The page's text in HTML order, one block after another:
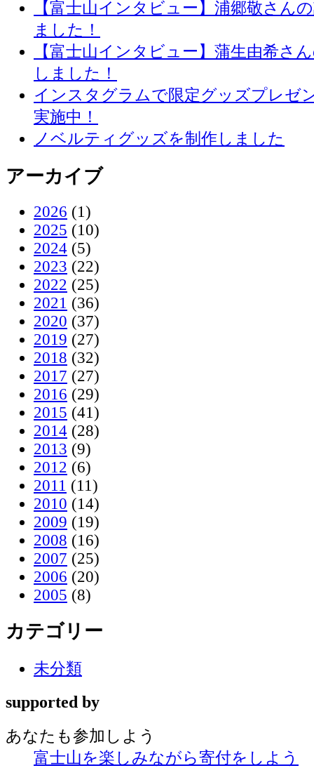
【富士山インタビュー】浦郷敬さん
ました！
【富士山インタビュー】蒲生由希さ
しました！
インスタグラムで限定グッズプレゼ
実施中！
ノベルティグッズを制作しました
アーカイブ
2026 (1)
2025 (10)
2024 (5)
2023 (22)
2022 (25)
2021 (36)
2020 (37)
2019 (27)
2018 (32)
2017 (27)
2016 (29)
2015 (41)
2014 (28)
2013 (9)
2012 (6)
2011 (11)
2010 (14)
2009 (19)
2008 (16)
2007 (25)
2006 (20)
2005 (8)
カテゴリー
未分類
supported by
あなたも参加しよう
富士山を楽しみながら寄付をしよう